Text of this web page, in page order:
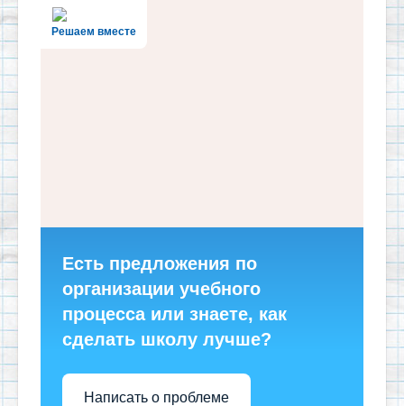
Решаем вместе
Есть предложения по
организации учебного
процесса или знаете, как
сделать школу лучше?
Написать о проблеме